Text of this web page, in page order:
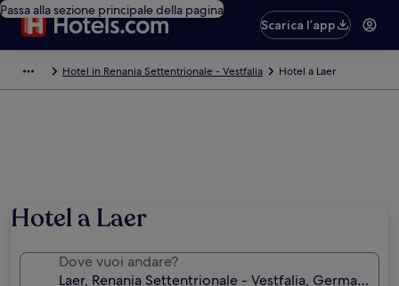
Passa alla sezione principale della pagina
Scarica l’app
Hotel in Renania Settentrionale - Vestfalia Hotel a Laer
Hotel a Laer
Dove vuoi andare?
Laer, Renania Settentrionale - Vestfalia, Germania